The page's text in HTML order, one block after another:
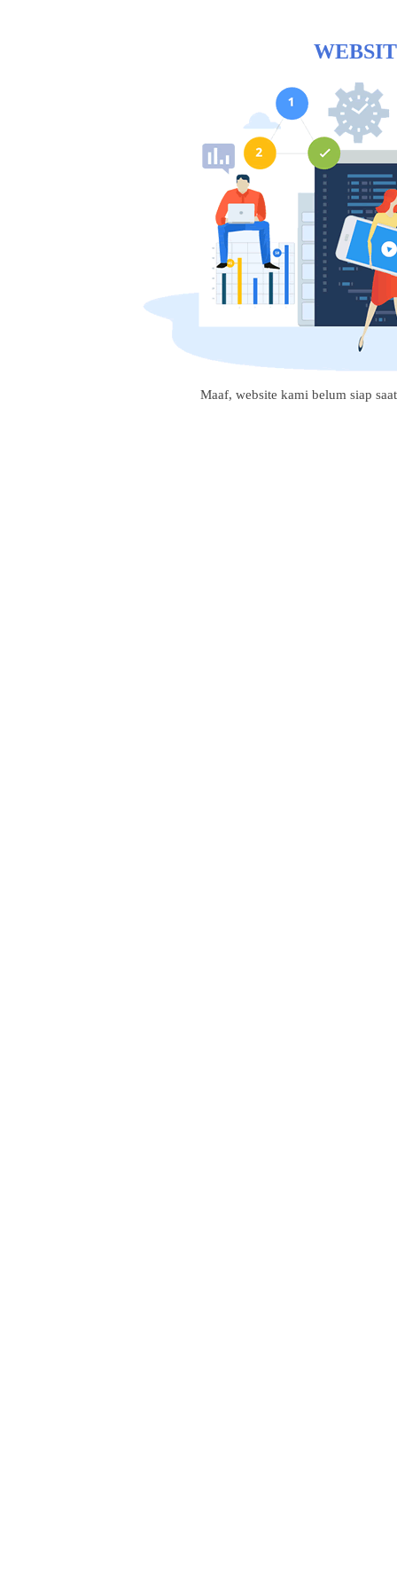
Maaf, website kami belum siap